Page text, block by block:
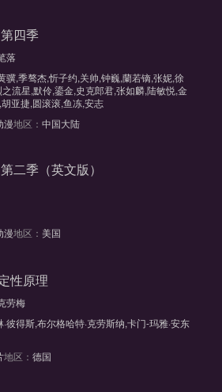
四季
落
骥,季骜杰,忻子约,关帅,钟巍,蘭若镝,张妮,徐
流星,默伶,鎏金,史克郎君,张如麟,陆敏悦,金
亚捷,圆滚滚,鱼冻,安志
漫地区： 中国大陆
二季（英文版）
漫地区： 美国
性原理
劳梅
·彼得斯,布尔格哈特·克劳斯纳,卡门-玛雅·安东
地区： 德国